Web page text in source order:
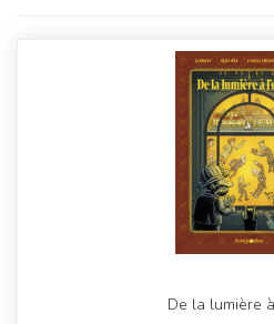
De la lumière